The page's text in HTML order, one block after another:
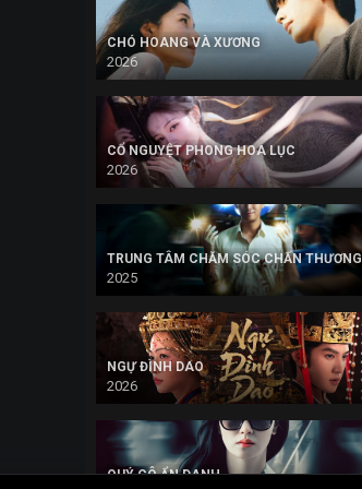
CHÓ HOANG VÀ XƯƠNG
2026
CỔ NGUYỆT PHONG HOA LỤC
2026
TRUNG TÂM CHĂM SÓC CHẤN THƯƠNG
2025
NGỰ ĐÌNH DAO
2026
QUÝ CÔ ẨN DANH